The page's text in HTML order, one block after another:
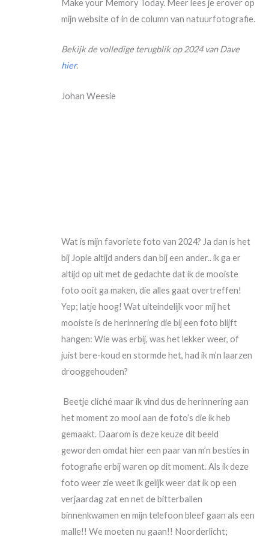
Make your Memory Today. Meer lees je erover op
mijn website of in de column van natuurfotografie.
Bekijk de volledige terugblik op 2024 van Dave
hier.
Johan Weesie
Wat is mijn favoriete foto van 2024? Ja dan is het
bij Jopie altijd anders dan bij een ander.. ik ga er
altijd op uit met de gedachte dat ik de mooiste
foto ooit ga maken, die alles gaat overtreffen!
Yep; latje hoog! Wat uiteindelijk voor mij het
mooiste is de herinnering die bij een foto blijft
hangen: Wie was erbij, was het lekker weer, of
juist bere-koud en stormde het, had ik m’n laarzen
drooggehouden?
Beetje cliché maar ik vind dus de herinnering aan
het moment zo mooi aan de foto’s die ik heb
gemaakt. Daarom is deze keuze dit beeld
geworden omdat hier een paar van m’n besties in
fotografie erbij waren op dit moment. Als ik deze
foto weer zie weet ik gelijk weer dat ik op een
verjaardag zat en net de bitterballen
binnenkwamen en mijn telefoon bleef gaan als een
malle!! We moeten nu gaan!! Noorderlicht;